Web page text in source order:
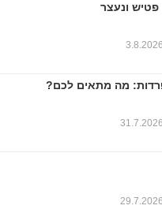
ונעצר
3.8.2026
מה מתאים לכם?
31.7.2026
29.7.2026